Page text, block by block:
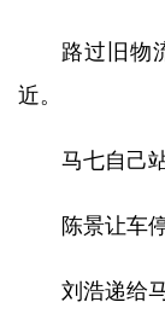
路过旧物
近。
马七自己
陈景让车
刘浩递给